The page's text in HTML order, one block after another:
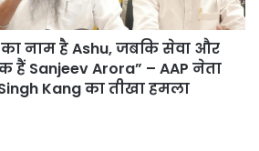
नाम है Ashu, जबकि सेवा और
हैं Sanjeev Arora” – AAP नेता
Kang का तीखा हमला